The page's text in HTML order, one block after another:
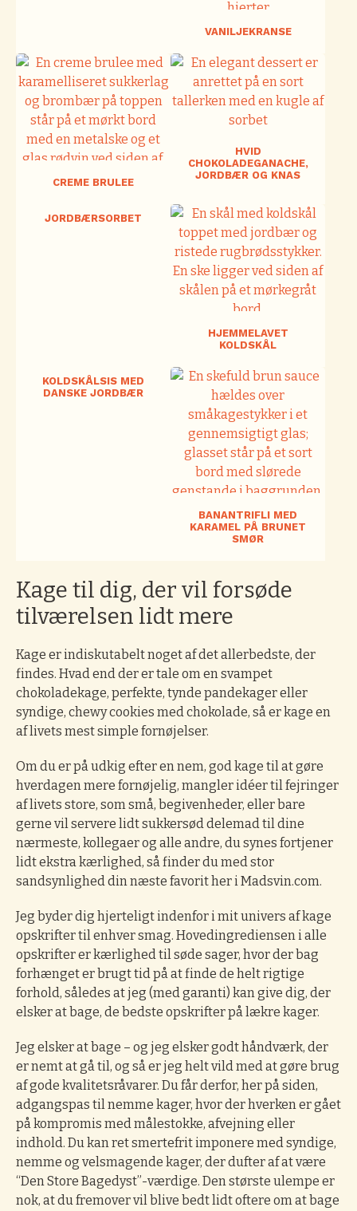
VANILJEKRANSE
CREME BRULEE
HVID
CHOKOLADEGANACHE,
JORDBÆR OG KNAS
JORDBÆRSORBET
HJEMMELAVET
KOLDSKÅL
KOLDSKÅLSIS MED
DANSKE JORDBÆR
BANANTRIFLI MED
KARAMEL PÅ BRUNET
SMØR
Kage til dig, der vil forsøde
tilværelsen lidt mere
Kage er indiskutabelt noget af det allerbedste, der
findes. Hvad end der er tale om en svampet
chokoladekage, perfekte, tynde pandekager eller
syndige, chewy cookies med chokolade, så er kage en
af livets mest simple fornøjelser.
Om du er på udkig efter en nem, god kage til at gøre
hverdagen mere fornøjelig, mangler idéer til fejringer
af livets store, som små, begivenheder, eller bare
gerne vil servere lidt sukkersød delemad til dine
nærmeste, kollegaer og alle andre, du synes fortjener
lidt ekstra kærlighed, så finder du med stor
sandsynlighed din næste favorit her i Madsvin.com.
Jeg byder dig hjerteligt indenfor i mit univers af kage
opskrifter til enhver smag. Hovedingrediensen i alle
opskrifter er kærlighed til søde sager, hvor der bag
forhænget er brugt tid på at finde de helt rigtige
forhold, således at jeg (med garanti) kan give dig, der
elsker at bage, de bedste opskrifter på lækre kager.
Jeg elsker at bage – og jeg elsker godt håndværk, der
er nemt at gå til, og så er jeg helt vild med at gøre brug
af gode kvalitetsråvarer. Du får derfor, her på siden,
adgangspas til nemme kager, hvor der hverken er gået
på kompromis med målestokke, afvejning eller
indhold. Du kan ret smertefrit imponere med syndige,
nemme og velsmagende kager, der dufter af at være
“Den Store Bagedyst”-værdige. Den største ulempe er
nok, at du fremover vil blive bedt lidt oftere om at bage